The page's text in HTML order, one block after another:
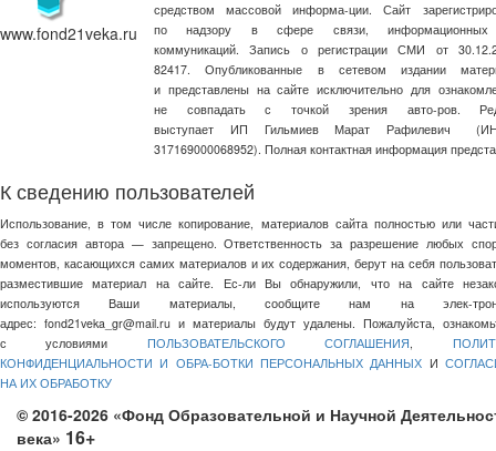
www.fond21veka.ru
средством массовой информа-ции. Сайт
по надзору в сфере связи, информационных
коммуникаций. Запись о регистрации СМИ от
82417. Опубликованные в сетевом издании
и представлены на сайте исключительно для
не совпадать с точкой зрения авто-ров.
выступает ИП Гильмиев Марат Рафилевич
317169000068952). Полная контактная информация
К сведению пользователей
Использование, в том числе копирование, материалов сайта полностью или
без согласия автора — запрещено. Ответственность за разрешение любых
моментов, касающихся самих материалов и их содержания, берут на себя
разместившие материал на сайте. Ес-ли Вы обнаружили, что на сайте
используются Ваши материалы, сообщите нам на элек-
адрес: fond21veka_gr@mail.ru и материалы будут удалены. Пожалуйста,
с условиями ПОЛЬЗОВАТЕЛЬСКОГО СОГЛАШЕНИЯ,
КОНФИДЕНЦИАЛЬНОСТИ И ОБРА-БОТКИ ПЕРСОНАЛЬНЫХ ДАННЫХ И
НА ИХ ОБРАБОТКУ
© 2016-2026 «Фонд Образовательной и Научной
века» 16+